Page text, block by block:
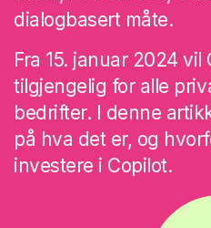
dialogbasert måte.
Fra 15. januar 2024
tilgjengelig for alle
bedrifter. I denne
på hva det er, og
investere i Copilot.